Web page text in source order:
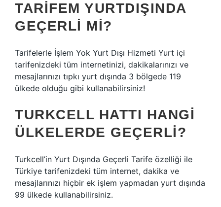
TARIFEM YURTDIŞINDA
GEÇERLI MI?
​Tarifelerle İşlem Yok Yurt Dışı Hizmeti Yurt içi
tarifenizdeki tüm internetinizi, dakikalarınızı ve
mesajlarınızı tıpkı yurt dışında 3 bölgede 119
ülkede olduğu gibi kullanabilirsiniz!
TURKCELL HATTI HANGI
ÜLKELERDE GEÇERLI?
Turkcell’in Yurt Dışında Geçerli Tarife özelliği ile
Türkiye tarifenizdeki tüm internet, dakika ve
mesajlarınızı hiçbir ek işlem yapmadan yurt dışında
99 ülkede kullanabilirsiniz.